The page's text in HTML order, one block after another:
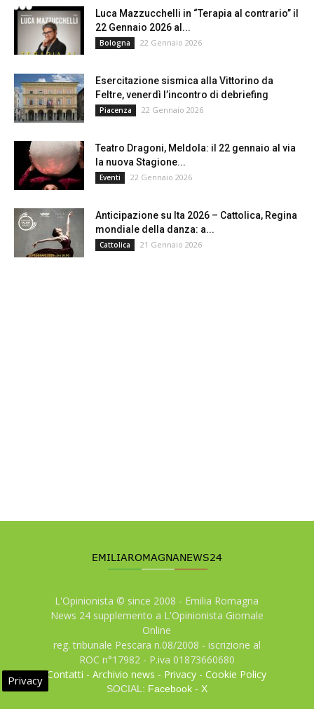
Luca Mazzucchelli in “Terapia al contrario” il
22 Gennaio 2026 al...
Bologna 22 Gennaio 2026
Esercitazione sismica alla Vittorino da
Feltre, venerdì l’incontro di debriefing
Piacenza 22 Gennaio 2026
Teatro Dragoni, Meldola: il 22 gennaio al via
la nuova Stagione...
Eventi 22 Gennaio 2026
Anticipazione su Ita 2026 – Cattolica, Regina
mondiale della danza: a...
Cattolica 21 Gennaio 2026
L'Opinionista © since 2008 - Emilia Romagna
News 24 supplemento a L'Opinionista Giornale
Online
reg. tribunale Pescara n.08/2008 - iscrizione al
ROC n°17982 - P.iva 01873660680
Contatti -Archivio news - Privacy -Cookie Policy
SOCIAL: Facebook- X
Privacy